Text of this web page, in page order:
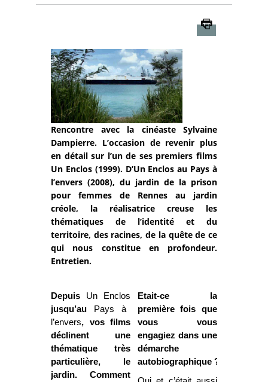
Rencontre avec la cinéaste Sylvaine
Dampierre. L’occasion de revenir plus
en détail sur l’un de ses premiers films
Un Enclos (1999). D’Un Enclos au Pays à
l’envers (2008), du jardin de la prison
pour femmes de Rennes au jardin
créole, la réalisatrice creuse les
thématiques de l’identité et du
territoire, des racines, de la quête de ce
qui nous constitue en profondeur.
Entretien.
Depuis Un Enclos
jusqu’au
Pays à
l’envers, vos films
déclinent une
thématique très
particulière, le
jardin. Comment
Etait-ce la
première fois que
vous vous
engagiez dans une
démarche
autobiographique ?